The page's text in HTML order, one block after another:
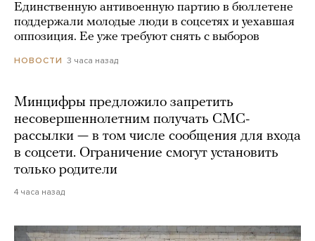
Единственную антивоенную партию в бюллетене
поддержали молодые люди в соцсетях и уехавшая
оппозиция. Ее уже требуют снять с выборов
НОВОСТИ 3 часа назад
Минцифры предложило запретить
несовершеннолетним получать СМС-
рассылки — в том числе сообщения для входа
в соцсети. Ограничение смогут установить
только родители
4 часа назад